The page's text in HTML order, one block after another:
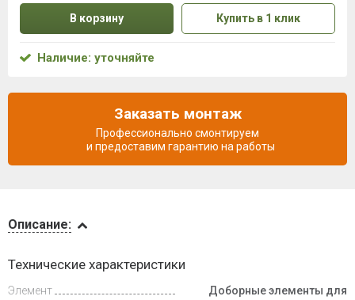
и оплата
Описание:
Технические характеристики
Элемент
Доборные элементы для
В корзину Купить в 1 клик
Наличие: уточняйте
Заказать монтаж
Профессионально смонтируем
и предоставим гарантию на работы